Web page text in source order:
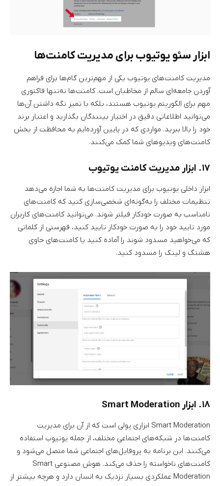
ابزار سئو یوتیوب برای مدیریت کامنت‌ها
مدیریت کامنت‌های یوتیوب یکی از مهم‌ترین گام‌ها برای فراهم
آوردن جامعه‌ای سالم از مخاطبان است. کامنت‌ها نه‌تنها فاکتوری
مهم برای الگوریتم یوتیوب هستند، بلکه با تمیز نگه داشتن آن‌ها
می‌توانید اطلاعاتی دقیق در اختیار بینندگان بگذارید و اعتبار برند
خود را بالا ببرید. مواردی که در پایین آورده‌ایم به محافظت از بخش
کامنت‌های ویدیوهای شما کمک می‌کنند.
۱۷. ابزار مدیریت کامنت یوتیوب
ابزار داخلی یوتیوب برای مدیریت کامنت‌ها به شما اجازه می‌دهد
تنظیمات مختلف را به‌گونه‌ای شخصی‌سازی کنید که کامنت‌های
نامناسب به صورت خودکار فیلتر شوند. می‌توانید کامنت‌های کاربران
مورد تایید خود را به صورت خودکار تایید کنید، فهرستی از کلماتی
که می‌خواهید مسدود شوند را آماده کنید یا کامنت‌های حاوی
هشتگ و لینک را مسدود کنید.
۱۸. ابزار Smart Moderation
Smart Moderation ابزاری پولی است که از آن برای مدیریت
کامنت‌ها در شبکه‌های اجتماعی مختلف، از جمله یوتیوب استفاده
می‌کنند. این برنامه به پروفایل‌های اجتماعی شما متصل می‌شود و
کامنت‌های ناخواسته را حذف می‌کند. هوش مصنوعی Smart
Moderation عملکردی بسیار نزدیک به انسان دارد و هرچه بیشتر از